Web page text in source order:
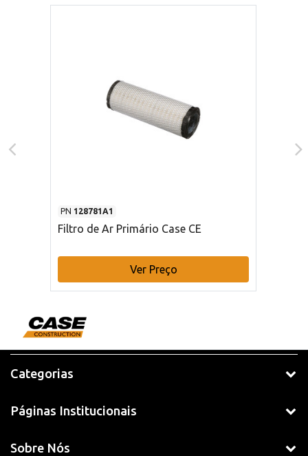
PN 128781A1
Filtro de Ar Primário Case CE
Ver Preço
Categorias
Páginas Institucionais
Sobre Nós